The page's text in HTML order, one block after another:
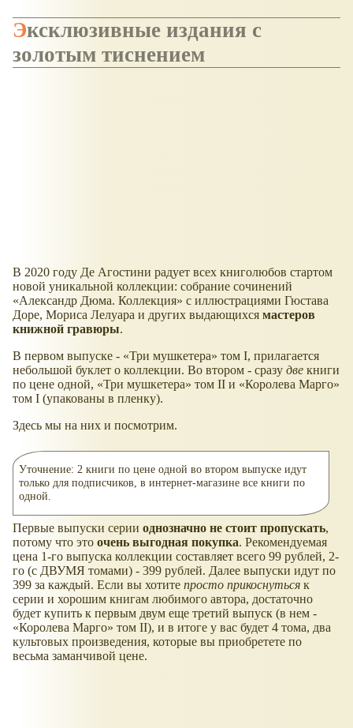
Эксклюзивные издания с
золотым тиснением
В 2020 году Де Агостини радует всех книголюбов стартом
новой уникальной коллекции: собрание сочинений
«Александр Дюма. Коллекция» с иллюстрациями Гюстава
Доре, Мориса Лелуара и других выдающихся мастеров
книжной гравюры.
В первом выпуске - «Три мушкетера» том I, прилагается
небольшой буклет о коллекции. Во втором - сразу две книги
по цене одной, «Три мушкетера» том II и «Королева Марго»
том I (упакованы в пленку).
Здесь мы на них и посмотрим.
Уточнение: 2 книги по цене одной во втором выпуске идут
только для подписчиков, в интернет-магазине все книги по
одной.
Первые выпуски серии однозначно не стоит пропускать,
потому что это очень выгодная покупка. Рекомендуемая
цена 1-го выпуска коллекции составляет всего 99 рублей, 2-
го (с ДВУМЯ томами) - 399 рублей. Далее выпуски идут по
399 за каждый. Если вы хотите просто прикоснуться к
серии и хорошим книгам любимого автора, достаточно
будет купить к первым двум еще третий выпуск (в нем -
«Королева Марго» том II), и в итоге у вас будет 4 тома, два
культовых произведения, которые вы приобретете по
весьма заманчивой цене.